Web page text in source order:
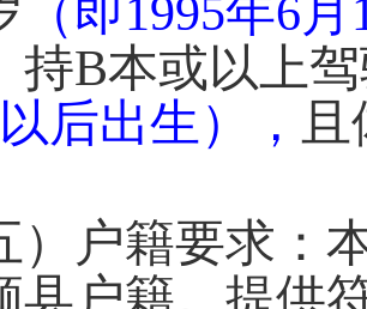
（即1995年6月
持B本或以上
后出生），
）
户籍要求：